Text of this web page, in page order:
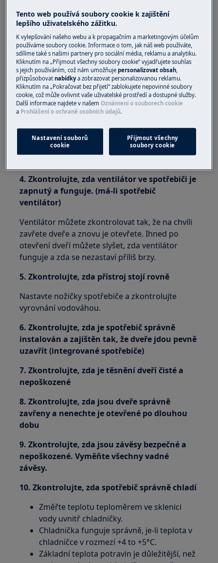
Chladnička
Chladnička/mraznička
Řešení:
1. Stisknutím libovolného tlačítka vypněte
pohotovostní alarm
2. Počkejte 12 hodin, než spotřebič dosáhne
správnou teplotu, pokud jste ji právě
nastavili
3. Pokud jste do spotřebiče právě vložili velké
množství potravin, alarm přestane znít,
4. Zkontrolujte, zda ventilátor ve spotřebiči je
zapnutý a funguje. (má-li spotřebič
ventilátor)
Ventilátor můžete zkontrolovat tak, že na chvíli
zavřete dveře a znovu je otevřete. Ihned po
otevření dveří můžete slyšet, zda ventilátor
funguje a zda se nezastaví příliš brzy.
5. Zkontrolujte, zda přístroj stojí rovně
Nastavte nožičky spotřebiče a zkontrolujte
vyrovnání vodováhou.
6. Zkontrolujte, zda je spotřebič správně
instalován a zajištěn tak, že dveře jdou pevně
uzavřít (integrované spotřebiče)
7. Zkontrolujte, zda je těsnění dveří čisté a
nepoškozené
8. Zkontrolujte, zda jsou dveře správně
zavřeny a nenechte je otevřené po dlouhou
dobu
9. Zkontrolujte, zda jsou závěsy bezpečné a
nepoškozené. Vyměňte všechny vadné
závěsy.
10. Zkontrolujte, zda spotřebič správně chladí
Změřte teplotu teploměrem ve sklenici
vody uvnitř chladničky.
Chladnička funguje správně, je-li teplota v
chladničce v rozmezí +4 to +5°C.
Základní teplota potravin je důležitější, než
Tento web používá soubory cookie k zajištění
lepšího uživatelského zážitku.
K vylepšování našeho webu a k propagačním a marketingovým účelům
používáme soubory cookie. Informace o tom, jak náš web používáte,
sdílíme také s našimi partnery pro sociální média, reklamu a analytiku.
Kliknutím na „Přijmout všechny soubory cookie“ vyjadřujete souhlas
s jejich používáním, což nám umožňujepersonalizovat obsah,
přizpůsobovatnabídkya zobrazovat personalizovanou reklamu.
Kliknutím na „Pokračovat bez přijetí“ zablokujete nepovinné soubory
cookie, což může ovlivnit vaše uživatelské prostředí a dostupné služby.
Další informace najdete v našemOznámení o souborech cookie
a Prohlášení o ochraně osobních údajů.
Nastavení souborů
cookie
Přijmout všechny
soubory cookie